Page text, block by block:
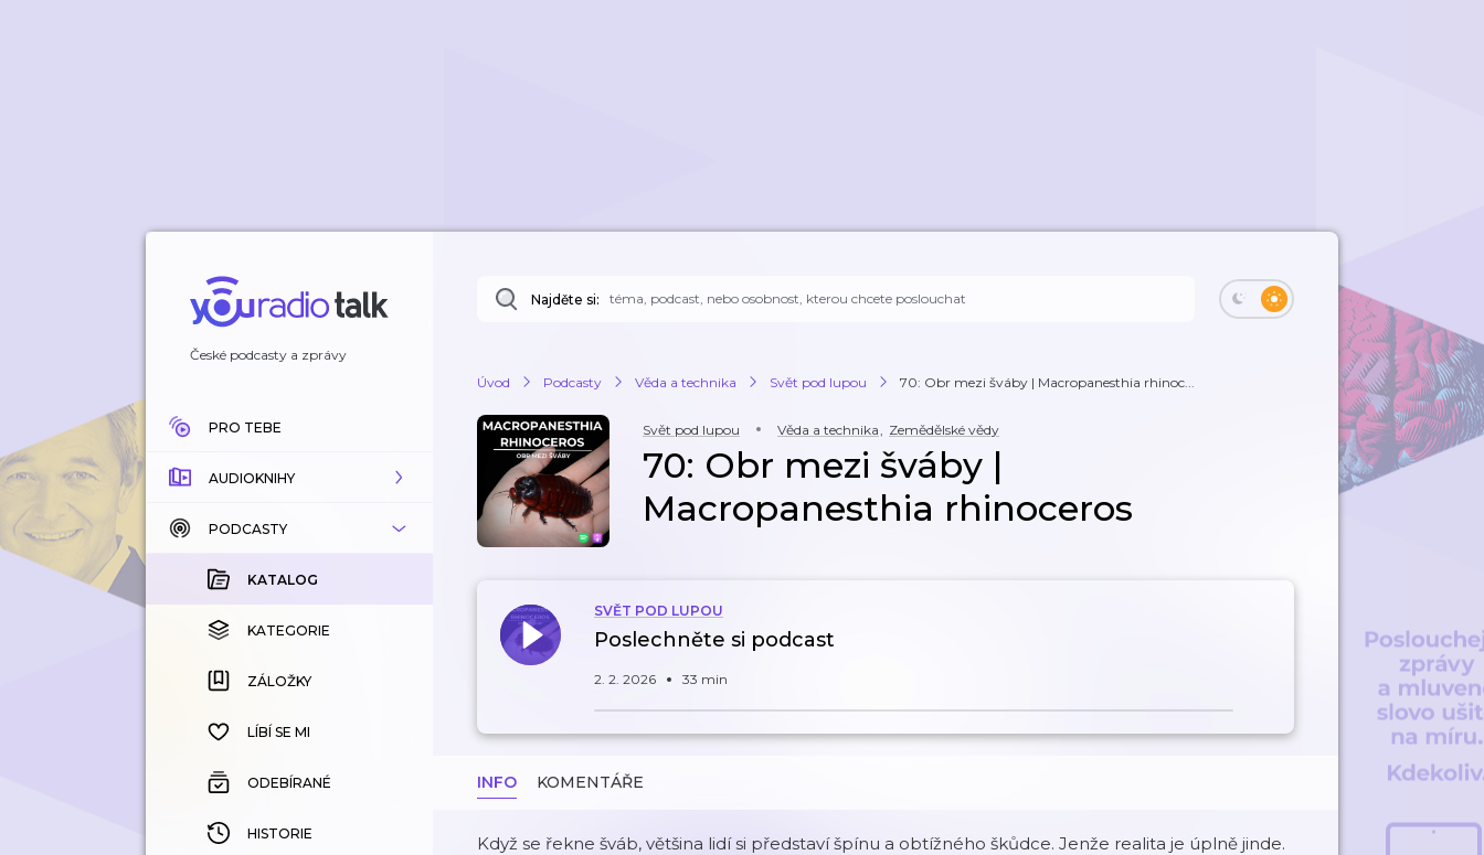
České podcasty a zprávy
PRO TEBE
AUDIOKNIHY
KATALOG
KOUPENÉ
KATEGORIE
ZÁLOŽKY
HISTORIE
PODCASTY
KATALOG
KATEGORIE
ZÁLOŽKY
LÍBÍ SE MI
ODEBÍRANÉ
HISTORIE
Najděte si:
Úvod Podcasty Věda a technika Svět pod lupou 70: Obr mezi šváby | Macropanesthia rhinoc...
Svět pod lupou Věda a technika, Zemědělské vědy
70: Obr mezi šváby |
Macropanesthia rhinoceros
SVĚT POD LUPOU
Poslechněte si podcast
2. 2. 2026 33 min
INFO KOMENTÁŘE
Když se řekne šváb, většina lidí si představí špínu a obtížného škůdce. Jenže realita je úplně jinde.